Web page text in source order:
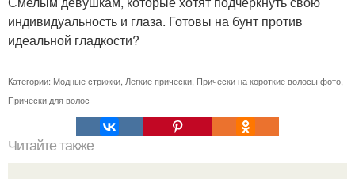
индивидуальность и глаза. Готовы на бунт против
идеальной гладкости?
Категории: Модные стрижки Легкие прически Прически на короткие волосы фото
Прически для волос
Читайте также